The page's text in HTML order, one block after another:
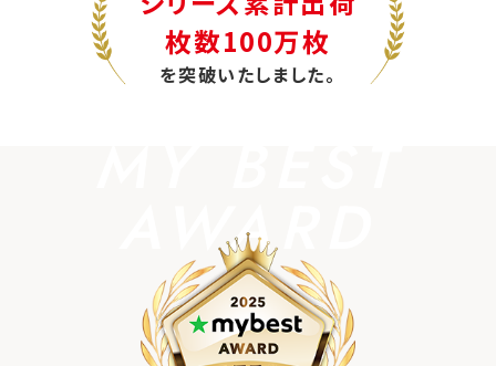
枚数100万枚
を突破いたしました。
AWARD